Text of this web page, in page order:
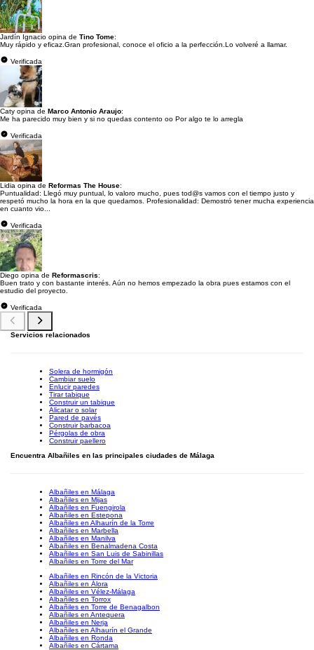
Jardín Ignacio opina de Tino Tome:
Muy rápido y eficaz.Gran profesional, conoce el oficio a la perfección.Lo volveré a llamar.
Verificada
Caty opina de Marco Antonio Araujo:
Me ha parecido muy bien y si no quedas contento oo Por algo te lo arregla
Verificada
Lidia opina de Reformas The House:
Puntualidad: Llegó muy puntual, lo valoro mucho, pues tod@s vamos con el tiempo justo y
respetó mucho la hora en la que quedamos. Profesionalidad: Demostró tener mucha experiencia
en cuanto vio...
Verificada
Diego opina de Reformascris:
Buen trato y con bastante interés. Aún no hemos empezado la obra pues estamos con el
estudio del proyecto.
Verificada
Servicios relacionados
Solera de hormigón
Cambiar suelo
Enlucir paredes
Tirar tabique
Construir un tabique
Alicatar o solar
Pared de pavés
Construir barbacoa
Pérgolas de obra
Construir paellero
Encuentra Albañiles en las principales ciudades de Málaga
Albañiles en Málaga
Albañiles en Mijas
Albañiles en Fuengirola
Albañiles en Estepona
Albañiles en Alhaurín de la Torre
Albañiles en Marbella
Albañiles en Manilva
Albañiles en Benalmadena Costa
Albañiles en San Luis de Sabinillas
Albañiles en Torre del Mar
Albañiles en Rincón de la Victoria
Albañiles en Álora
Albañiles en Vélez-Málaga
Albañiles en Torrox
Albañiles en Torre de Benagalbon
Albañiles en Antequera
Albañiles en Nerja
Albañiles en Alhaurín el Grande
Albañiles en Ronda
Albañiles en Cártama